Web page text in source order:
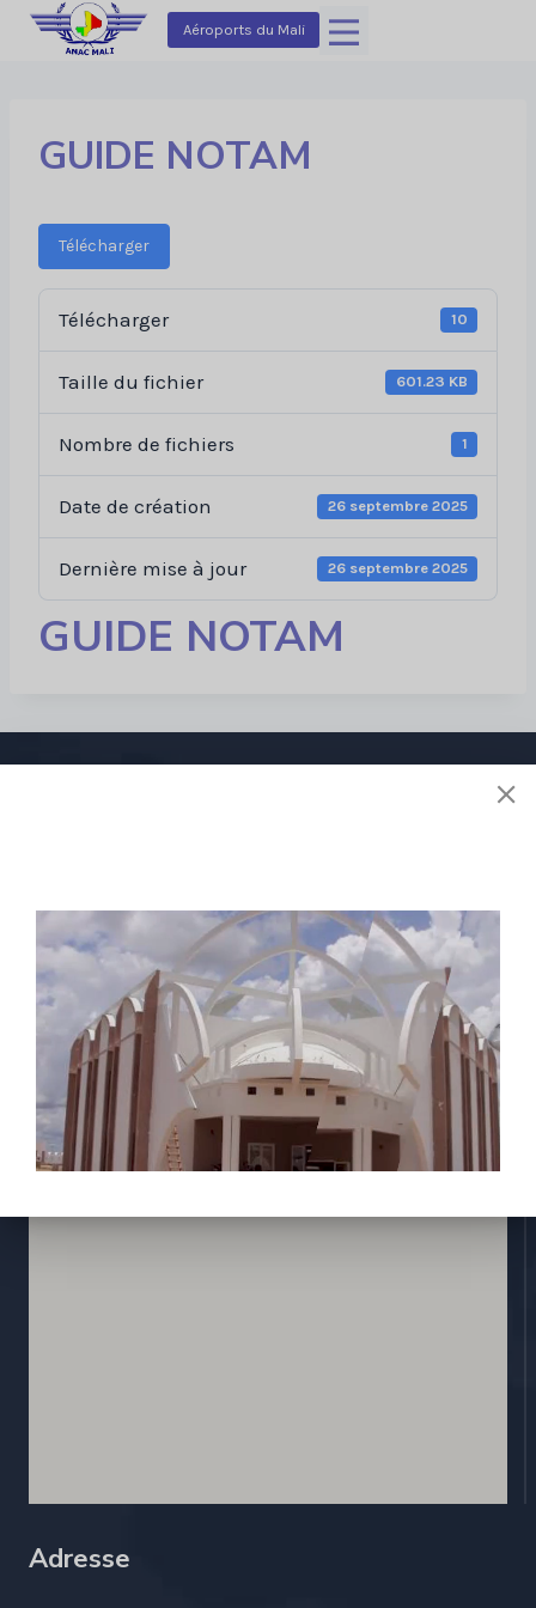
Aller
Aéroports du Mali
GUIDE NOTAM
Télécharger
Télécharger 10
Taille du fichier 601.23 KB
Nombre de fichiers 1
Date de création 26 septembre 2025
Dernière mise à jour 26 septembre 2025
GUIDE NOTAM
Activités
Réglementions
E-services
Contactez nous
Adresse